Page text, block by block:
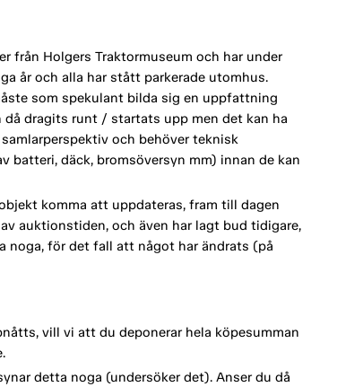
från Holgers Traktormuseum och har under
år och alla har stått parkerade utomhus.
som spekulant bilda sig en uppfattning
dragits runt / startats upp men det kan ha
och behöver teknisk
batteri, däck, bromsöversyn mm) innan de kan
komma att uppdateras, fram till dagen
auktionstiden, och även har lagt bud tidigare,
noga, för det fall att något har ändrats (på
vill vi att du deponerar hela köpesumman
detta noga (undersöker det). Anser du då